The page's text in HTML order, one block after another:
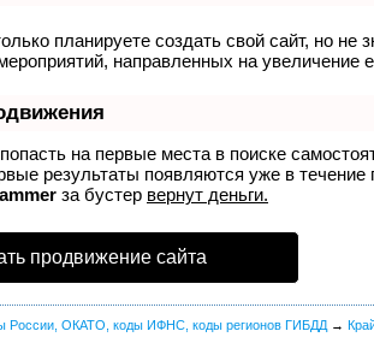
планируете создать свой сайт, но не
направленных на увеличение
на первые места в поиске
результаты появляются уже в
за бустер вернут деньги.
продвижение сайта
России, ОКАТО, коды ИФНС, коды регионов ГИБДД →